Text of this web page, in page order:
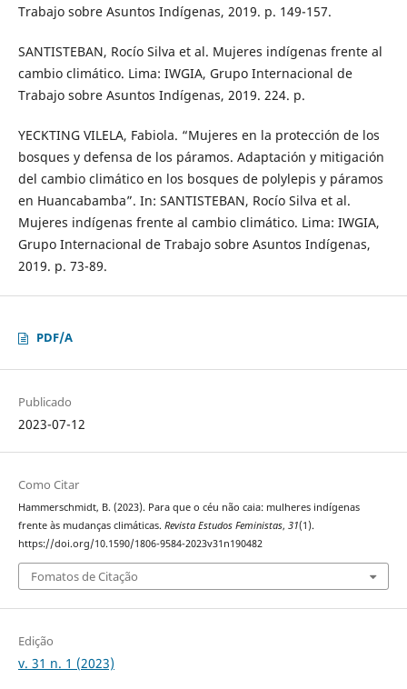
Trabajo sobre Asuntos Indígenas, 2019. p. 149-157.
SANTISTEBAN, Rocío Silva et al. Mujeres indígenas frente al
cambio climático. Lima: IWGIA, Grupo Internacional de
Trabajo sobre Asuntos Indígenas, 2019. 224. p.
YECKTING VILELA, Fabiola. “Mujeres en la protección de los
bosques y defensa de los páramos. Adaptación y mitigación
del cambio climático en los bosques de polylepis y páramos
en Huancabamba”. In: SANTISTEBAN, Rocío Silva et al.
Mujeres indígenas frente al cambio climático. Lima: IWGIA,
Grupo Internacional de Trabajo sobre Asuntos Indígenas,
2019. p. 73-89.
PDF/A
Publicado
2023-07-12
Como Citar
Hammerschmidt, B. (2023). Para que o céu não caia: mulheres indígenas
frente às mudanças climáticas. Revista Estudos Feministas, 31(1).
https://doi.org/10.1590/1806-9584-2023v31n190482
Fomatos de Citação
Edição
v. 31 n. 1 (2023)